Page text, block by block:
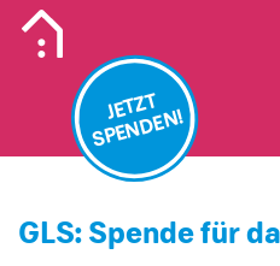
JETZT
SPENDEN!
GLS: Spende für
Mobiles Logo Mission Lebenshaus